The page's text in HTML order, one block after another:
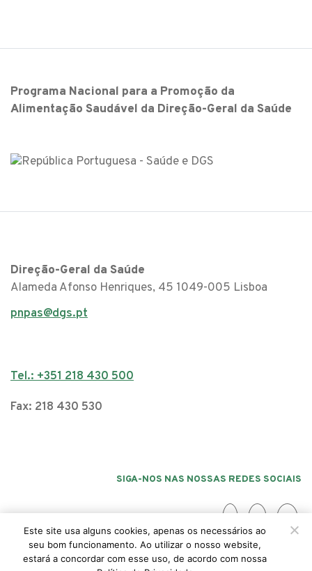
Programa Nacional para a Promoção da
Alimentação Saudável da Direção-Geral da Saúde
Direção-Geral da Saúde
Alameda Afonso Henriques, 45 1049-005 Lisboa
pnpas@dgs.pt
Tel.: +351 218 430 500
Fax: 218 430 530
SIGA-NOS NAS NOSSAS REDES SOCIAIS
AcessibilidadePolitica da Privacidade
Este site usa alguns cookies, apenas os necessários ao
seu bom funcionamento. Ao utilizar o nosso website,
estará a concordar com esse uso, de acordo com nossa